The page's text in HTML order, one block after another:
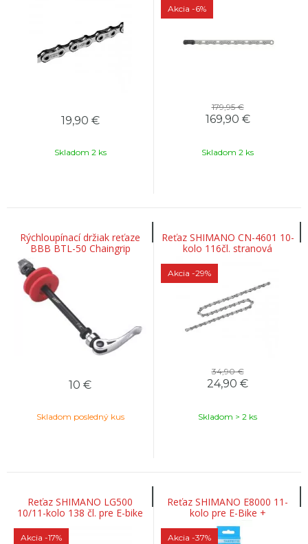
19,90 €
Skladom 2 ks
Akcia -6%
179,95 €
169,90 €
Skladom 2 ks
Rýchloupínací držiak reťaze
BBB BTL-50 Chaingrip
10 €
Skladom posledný kus
Reťaz SHIMANO CN-4601 10-
kolo 116čl. stranová
Akcia -29%
34,90 €
24,90 €
Skladom > 2 ks
Reťaz SHIMANO LG500
10/11-kolo 138 čl. pre E-bike
Akcia -17%
Reťaz SHIMANO E8000 11-
kolo pre E-Bike +
rýchlospojka
Akcia -37%